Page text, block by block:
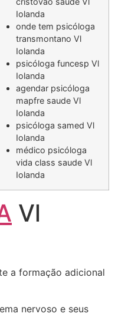
Iolanda
onde tem psicóloga
transmontano Vl
Iolanda
psicóloga funcesp Vl
Iolanda
agendar psicóloga
mapfre saude Vl
Iolanda
psicóloga samed Vl
Iolanda
médico psicóloga
vida class saude Vl
Iolanda
Vl
a formação adicional
nervoso e seus